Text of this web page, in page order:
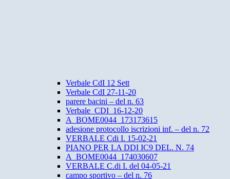
Verbale CdI 12 Sett
Verbale CdI 27-11-20
parere bacini – del n. 63
Verbale_CDI_16-12-20
A_BOME0044_173173615
adesione protocollo iscrizioni inf. – del n. 72
VERBALE Cdi I. 15-02-21
PIANO PER LA DDI IC9 DEL. N. 74
A_BOME0044_174030607
VERBALE C.di I. del 04-05-21
campo sportivo – del n. 76